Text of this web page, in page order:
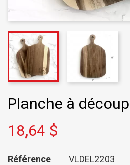
Planche à
18,64 $
Référence VLDEL2203